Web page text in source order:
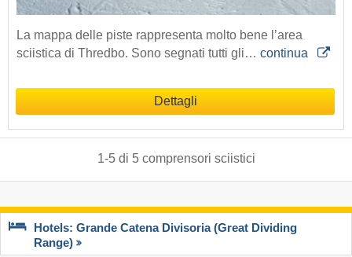
La mappa delle piste rappresenta molto bene l’area
sciistica di Thredbo. Sono segnati tutti gli… continua
Dettagli
1-5di 5 comprensori sciistici
Hotels: Grande Catena Divisoria (Great Dividing
Range)